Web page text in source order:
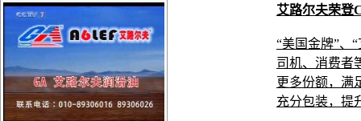
艾路尔夫荣登
“美国金牌”、
司机、消费者
更多份额，满
充分包装，提